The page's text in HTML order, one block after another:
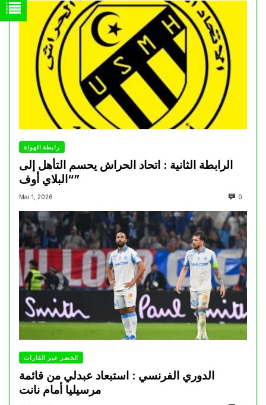
رابطة الهواة
الرابطة الثانية : اتحاد الحراش يحسم التأهل إلى
“البلاي أوف”
Mai 1, 2026 0
الخضر عبر القارات
الدوري الفرنسي : استبعاد عبدلي من قائمة
مرسيليا أمام نانت